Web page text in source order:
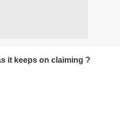
it keeps on claiming ?